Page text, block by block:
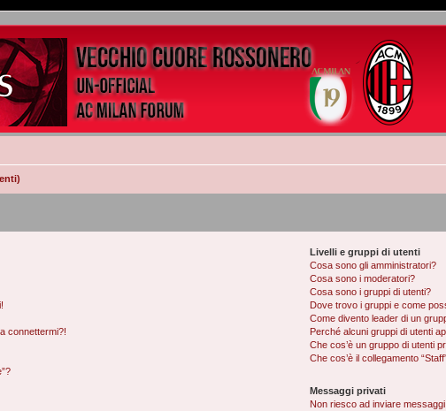
connettermi?!
Livelli e gruppi di utenti
Cosa sono gli amministratori?
Cosa sono i moderatori?
Cosa sono i gruppi di utenti?
Dove trovo i gruppi e come
Come divento leader di un
Perché alcuni gruppi di utenti
Che cos’è un gruppo di utenti
Che cos’è il collegamento
Messaggi privati
Non riesco ad inviare